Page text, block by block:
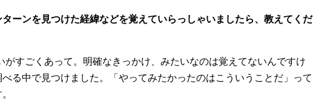
ーンを見つけた経緯などを覚えていらっしゃいましたら、教えてくだ
がすごくあって。明確なきっかけ、みたいなのは覚えてないんですけ
る中で見つけました。「やってみたかったのはこういうことだ」って